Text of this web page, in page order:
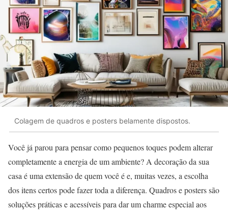
Colagem de quadros e posters belamente dispostos.
Você já parou para pensar como pequenos toques podem alterar
completamente a energia de um ambiente? A decoração da sua
casa é uma extensão de quem você é e, muitas vezes, a escolha
dos itens certos pode fazer toda a diferença. Quadros e posters são
soluções práticas e acessíveis para dar um charme especial aos